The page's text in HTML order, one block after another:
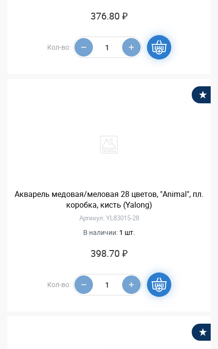
376.80 ₽
Кол-во:
Акварель медовая/меловая 28 цветов, "Animal", пл.
коробка, кисть (Yalong)
Артикул: YL83015-28
В наличии: 1 шт.
398.70 ₽
Кол-во: